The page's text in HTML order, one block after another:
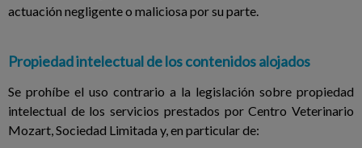
actuación negligente o maliciosa por su parte.
Propiedad intelectual de los contenidos alojados
Se prohíbe el uso contrario a la legislación sobre propiedad
intelectual de los servicios prestados por Centro Veterinario
Mozart, Sociedad Limitada y, en particular de: